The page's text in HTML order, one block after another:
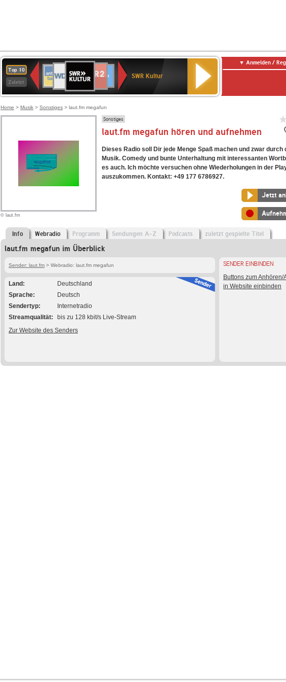
Top 10
Zuletzt
Deutschlandfunk
80er
90er
OLDIE
ANTENNE
SWR3
WDR
4
BR-
KLASSIK
Deutschlandfunk
Kultur
ANTENNE
BAYERN
2
Kultur2
SWR Kultur
Anmelden /
Home > Musik > Sonstiges > laut.fm megafun
© laut.fm
Sonstiges
laut.fm megafun hören und aufnehmen
Dieses Radio soll Dir jede Menge Spaß machen und zwar durch
Musik. Comedy und bunte Unterhaltung mit interessanten
es auch. Ich möchte versuchen ohne Wiederholungen in der
auszukommen. Kontakt: +49 177 6786927.
Jetzt
Info Webradio Programm Sendungen A-Z Podcasts zuletzt gespielte Titel
laut.fm megafun im Überblick
Sender: laut.fm > Webradio: laut.fm megafun
Land
Deutschland
Sprache
Deutsch
Sendertyp
Internetradio
Streamqualität
bis zu 128 kbit/s Live-Stream
Zur Website des Senders
SENDER EINBINDEN
Buttons zum Anhören/
in Website einbinden